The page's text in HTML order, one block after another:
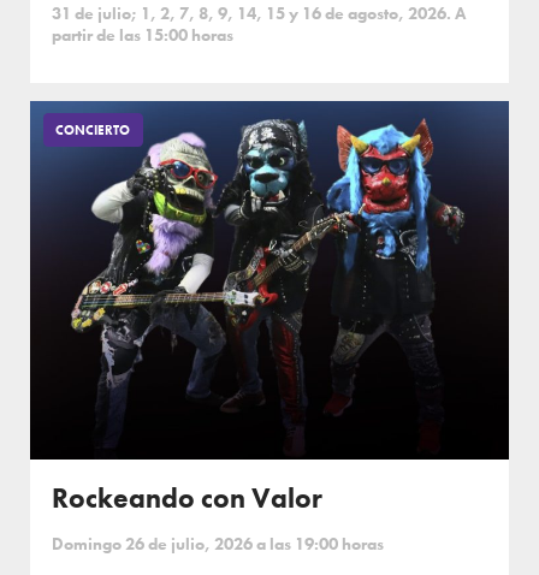
31 de julio; 1, 2, 7, 8, 9, 14, 15 y 16 de agosto, 2026. A
partir de las 15:00 horas
CONCIERTO
Rockeando con Valor
Domingo 26 de julio, 2026 a las 19:00 horas